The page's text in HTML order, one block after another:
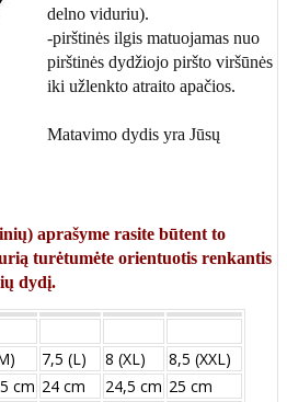
delno viduriu).
-pirštinės ilgis matuojamas nuo
pirštinės dydžiojo piršto viršūnės
iki užlenkto atraito apačios.
Matavimo dydis yra Jūsų
aprašyme rasite būtent to
turėtumėte orientuotis renkantis
dydį.
7,5 (L) 8 (XL)
8,5 (XXL)
cm 24 cm 24,5 cm 25 cm